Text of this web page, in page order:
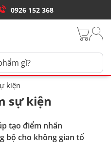
0926 152 368
kiện
sự kiện
tạo điểm nhấn
bộ cho không gian tổ